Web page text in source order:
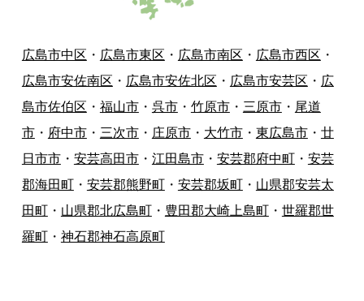
広島市中区 ・ 広島市東区 ・ 広島市南区 ・ 広島市西区 ・
広島市安佐南区 ・ 広島市安佐北区 ・ 広島市安芸区 ・ 広
島市佐伯区 ・ 福山市・ 呉市・ 竹原市・ 三原市・ 尾道
市・ 府中市・ 三次市・ 庄原市・ 大竹市・ 東広島市・ 廿
日市市・ 安芸高田市・ 江田島市・ 安芸郡府中町・ 安芸
郡海田町・ 安芸郡熊野町・ 安芸郡坂町・ 山県郡安芸太
田町・ 山県郡北広島町・ 豊田郡大崎上島町・ 世羅郡世
羅町・ 神石郡神石高原町